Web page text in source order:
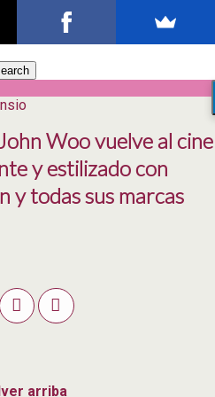
Woo vuelve al cine
y estilizado con
y todas sus marcas
arriba